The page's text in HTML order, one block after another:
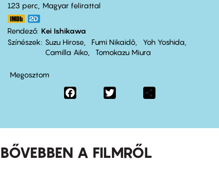
123 perc,
Magyar felirattal
Rendező Kei Ishikawa
Színészek
Suzu Hirose Fumi Nikaidô
Yoh Yoshida
Camilla Aiko
Tomokazu Miura
Megosztom
Facebook
BŐVEBBEN A FILMRŐL